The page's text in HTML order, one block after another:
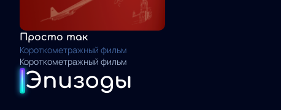
Просто так
Короткометражный фильм
Короткометражный фильм
Эпизоды